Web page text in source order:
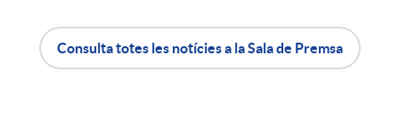
Consulta totes les notícies a la Sala de Premsa